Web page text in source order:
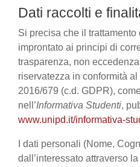
Dati raccolti e
Si precisa che il
improntato ai principi di
trasparenza, non
riservatezza in conformità
2016/679 (c.d. GDPR),
nell’Informativa Studenti,
www.unipd.it/informativa-
I dati personali (Nome,
dall’interessato attraverso